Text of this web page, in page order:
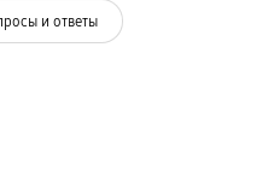
и ответы